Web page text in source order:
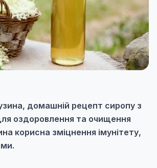
домашній рецепт сиропу з
оздоровлення та очищення
корисна зміцнення імунітету,